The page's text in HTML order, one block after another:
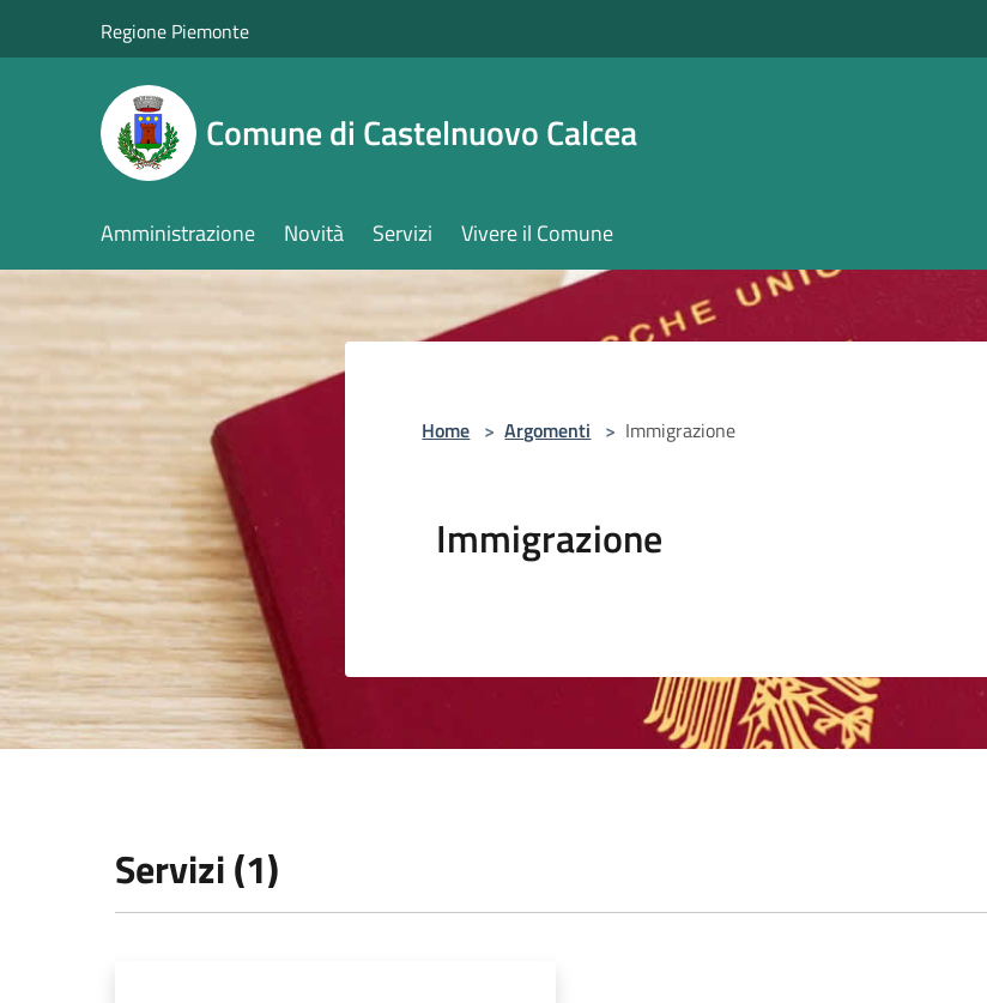
Regione Piemonte
Comune di Castelnuovo Calcea
Amministrazione Novità Servizi Vivere il Comune
Home > Argomenti > Immigrazione
Immigrazione
Servizi (1)